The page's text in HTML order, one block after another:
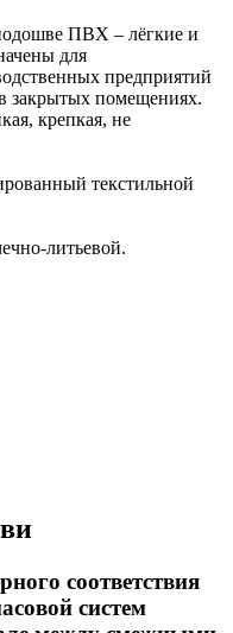
ПВХ – лёгкие и
для
предприятий
закрытых помещениях.
крепкая, не
текстильной
литьевой.
соответствия
систем